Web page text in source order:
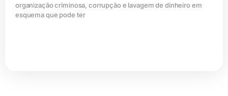
organização criminosa, corrupção e lavagem de dinheiro em
esquema que pode ter